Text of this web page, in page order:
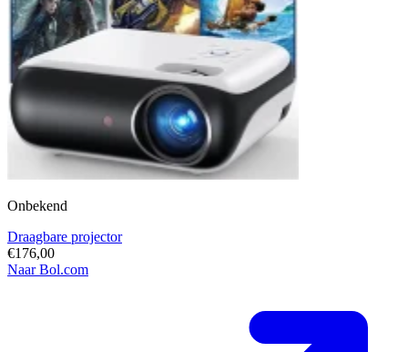
Onbekend
Draagbare projector
€176,00
Naar Bol.com